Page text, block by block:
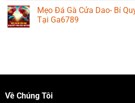
Mẹo Đá Gà Cửa Dao- Bí
Tại Ga6789
Về Chúng Tôi